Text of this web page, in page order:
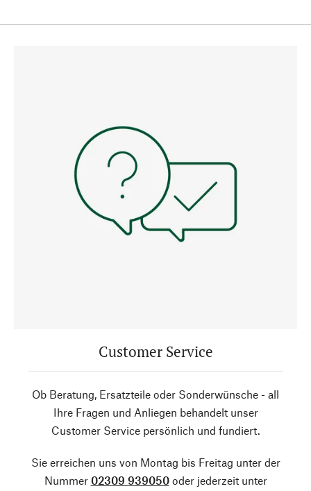
Customer Service
Ob Beratung, Ersatzteile oder Sonderwünsche - all
Ihre Fragen und Anliegen behandelt unser
Customer Service persönlich und fundiert.
Sie erreichen uns von Montag bis Freitag unter der
Nummer 02309 939050oder jederzeit unter